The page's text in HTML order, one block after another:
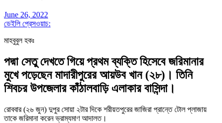
June 26, 2022
ডেইলি প্রেসওয়াচ:
মাহবুবুল হকঃ
পদ্মা সেতু দেখতে গিয়ে প্রথম ব্যক্তি হিসেবে জরিমানার
মুখে পড়েছেন মাদারীপুরের আয়উব খান (২৮)। তিনি
শিবচর উপজেলার কাঁঠালবাড়ি এলাকার বাসিন্দা।
রোববার (২৬ জুন) দুপুর সোয়া ২টার দিকে শরীয়তপুরের জাজিরা প্রান্তে টোল প্লাজায়
তাকে জরিমানা করেন ভ্রাম্যমাণ আদালত।